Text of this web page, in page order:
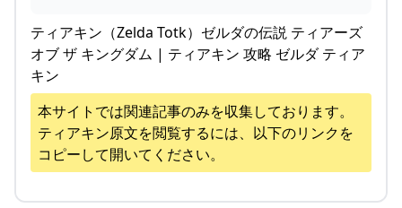
ティアキン（Zelda Totk）ゼルダの伝説 ティアーズ
オブ ザ キングダム | ティアキン 攻略 ゼルダ ティア
キン
本サイトでは関連記事のみを収集しております。
ティアキン原文を閲覧するには、以下のリンクを
コピーして開いてください。